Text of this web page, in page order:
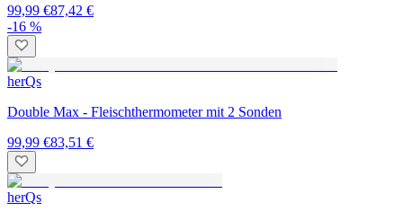
99,99 €87,42 €
-16 %
herQs
Double Max - Fleischthermometer mit 2 Sonden
99,99 €83,51 €
herQs